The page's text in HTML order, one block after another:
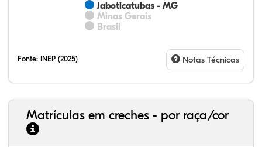
Jaboticatubas - MG
Minas Gerais
Brasil
Fonte: INEP (2025) Notas Técnicas
Matrículas em creches - por raça/cor